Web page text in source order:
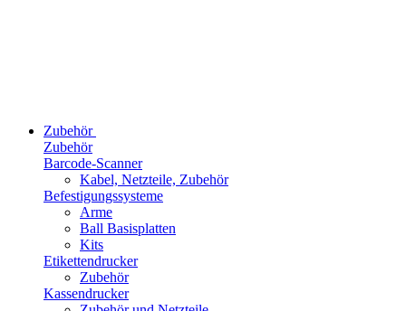
Zubehör
Zubehör
Barcode-Scanner
Kabel, Netzteile, Zubehör
Befestigungssysteme
Arme
Ball Basisplatten
Kits
Etikettendrucker
Zubehör
Kassendrucker